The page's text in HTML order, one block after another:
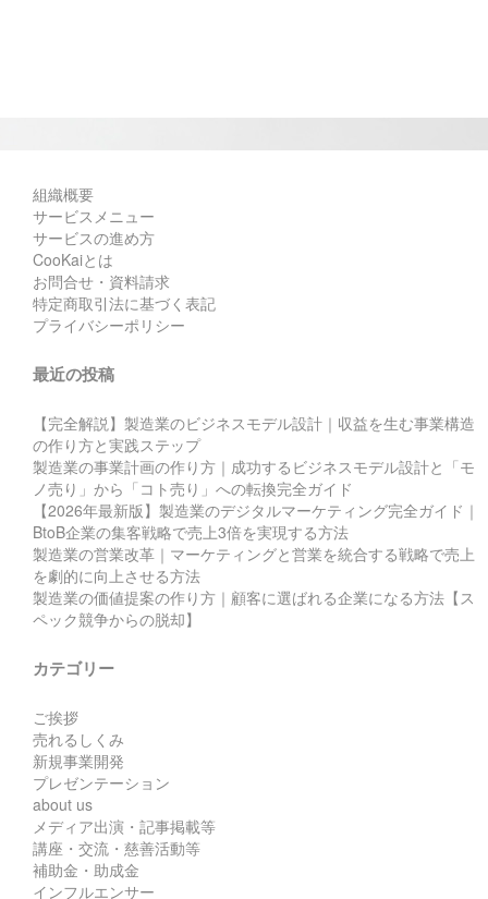
組織概要
サービスメニュー
サービスの進め方
CooKaiとは
お問合せ・資料請求
特定商取引法に基づく表記
プライバシーポリシー
最近の投稿
【完全解説】製造業のビジネスモデル設計｜収益を生む事業構造
の作り方と実践ステップ
製造業の事業計画の作り方｜成功するビジネスモデル設計と「モ
ノ売り」から「コト売り」への転換完全ガイド
【2026年最新版】製造業のデジタルマーケティング完全ガイド｜
BtoB企業の集客戦略で売上3倍を実現する方法
製造業の営業改革｜マーケティングと営業を統合する戦略で売上
を劇的に向上させる方法
製造業の価値提案の作り方｜顧客に選ばれる企業になる方法【ス
ペック競争からの脱却】
カテゴリー
ご挨拶
売れるしくみ
新規事業開発
プレゼンテーション
about us
メディア出演・記事掲載等
講座・交流・慈善活動等
補助金・助成金
インフルエンサー